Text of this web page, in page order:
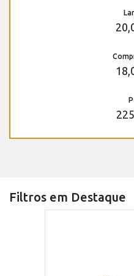
Filtros em Destaque